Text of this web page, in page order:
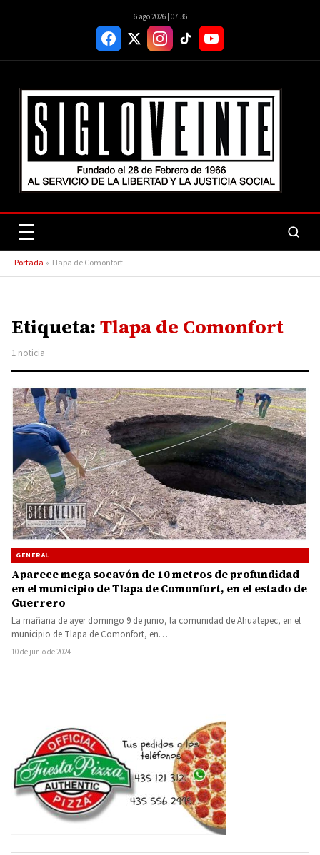
6 ago 2026 | 07:36
Portada »Tlapa de Comonfort
Etiqueta:Tlapa de Comonfort
1 noticia
GENERAL
Aparece mega socavón de 10 metros de profundidad
en el municipio de Tlapa de Comonfort, en el estado de
Guerrero
La mañana de ayer domingo 9 de junio, la comunidad de Ahuatepec, en el
municipio de Tlapa de Comonfort, en…
10 de junio de 2024